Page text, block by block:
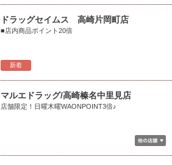
新着
ドラッグセイムス 高崎片岡町店
■店内商品ポイント20倍
マルエドラッグ/高崎榛名中里見店
店舗限定！日曜木曜WAONPOINT3倍♪